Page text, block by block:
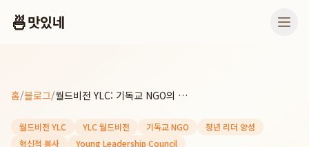
🍜맛있네
홈/블로그/ 월드비전 YLC: 기독교 NGO의 미래를 이끌 청년 리더 양성소
월드비전 YLC YLC 월드비전 기독교 NGO
청년 리더 양성
혁신적 봉사
Young Leadership Council